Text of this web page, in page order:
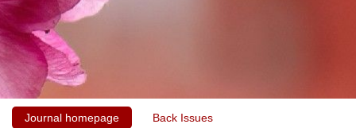
Journal homepage Back Issues